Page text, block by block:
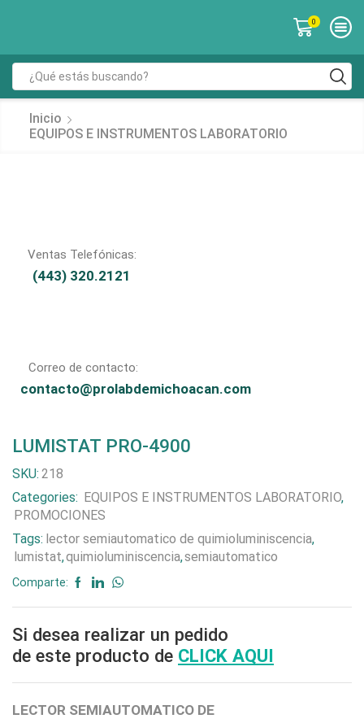
0
Inicio
EQUIPOS E INSTRUMENTOS LABORATORIO
Ventas Telefónicas:
(443) 320.2121
Correo de contacto:
contacto@prolabdemichoacan.com
LUMISTAT PRO-4900
SKU: 218
Categories: EQUIPOS E INSTRUMENTOS LABORATORIO,
PROMOCIONES
Tags: lector semiautomatico de quimioluminiscencia,
lumistat,quimioluminiscencia,semiautomatico
Comparte:
Si desea realizar un pedido
de este producto de CLICK AQUI
LECTOR SEMIAUTOMATICO DE